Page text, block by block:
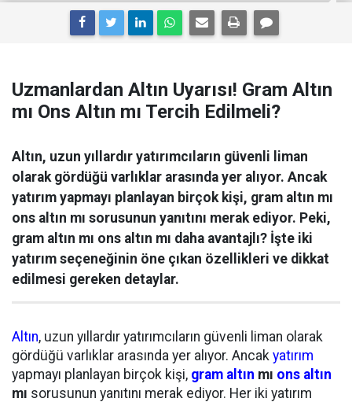
Uzmanlardan Altın Uyarısı! Gram Altın
mı Ons Altın mı Tercih Edilmeli?
Altın, uzun yıllardır yatırımcıların güvenli liman
olarak gördüğü varlıklar arasında yer alıyor. Ancak
yatırım yapmayı planlayan birçok kişi, gram altın mı
ons altın mı sorusunun yanıtını merak ediyor. Peki,
gram altın mı ons altın mı daha avantajlı? İşte iki
yatırım seçeneğinin öne çıkan özellikleri ve dikkat
edilmesi gereken detaylar.
Altın, uzun yıllardır yatırımcıların güvenli liman olarak
gördüğü varlıklar arasında yer alıyor. Ancak yatırım
yapmayı planlayan birçok kişi, gram altın mı ons altın
mı sorusunun yanıtını merak ediyor. Her iki yatırım